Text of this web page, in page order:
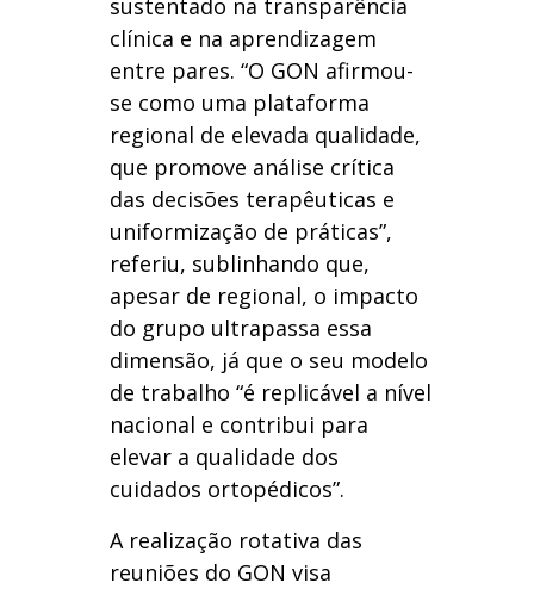
sustentado na transparência
clínica e na aprendizagem
entre pares. “O GON afirmou-
se como uma plataforma
regional de elevada qualidade,
que promove análise crítica
das decisões terapêuticas e
uniformização de práticas”,
referiu, sublinhando que,
apesar de regional, o impacto
do grupo ultrapassa essa
dimensão, já que o seu modelo
de trabalho “é replicável a nível
nacional e contribui para
elevar a qualidade dos
cuidados ortopédicos”.
A realização rotativa das
reuniões do GON visa